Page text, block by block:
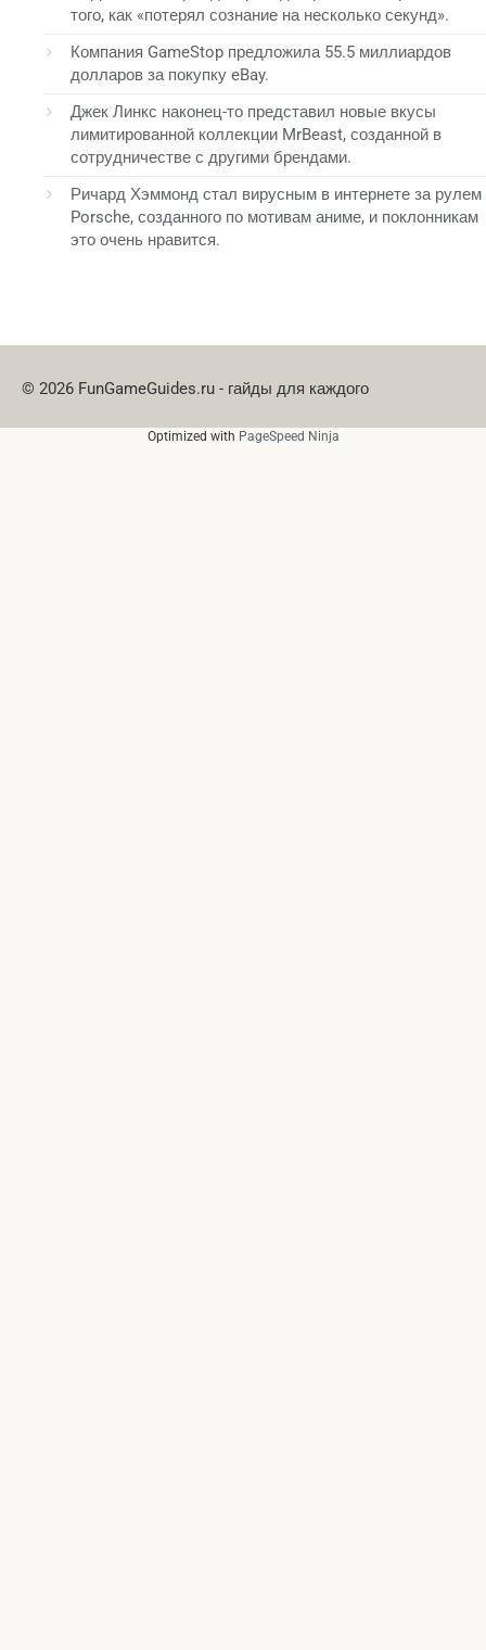
того, как «потерял сознание на несколько секунд».
Компания GameStop предложила 55.5 миллиардов
долларов за покупку eBay.
Джек Линкс наконец-то представил новые вкусы
лимитированной коллекции MrBeast, созданной в
сотрудничестве с другими брендами.
Ричард Хэммонд стал вирусным в интернете за рулем
Porsche, созданного по мотивам аниме, и поклонникам
это очень нравится.
© 2026 FunGameGuides.ru - гайды для каждого
Optimized with PageSpeed Ninja